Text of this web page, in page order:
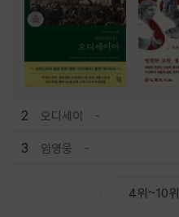
2 오디세이
3 임영웅
4위~10위